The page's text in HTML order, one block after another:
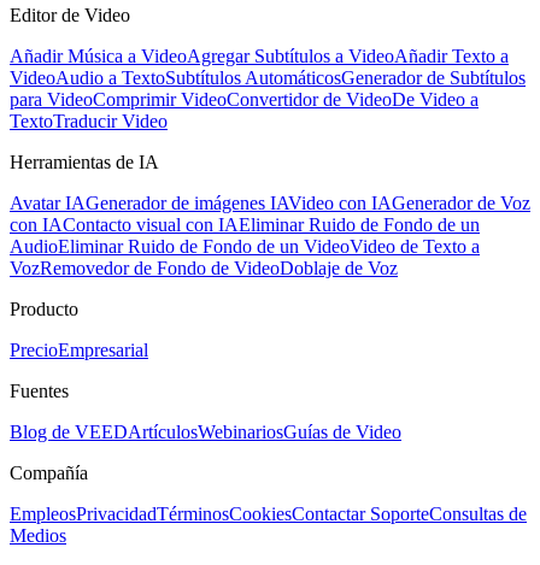
Editor de Video
Añadir Música a VideoAgregar Subtítulos a VideoAñadir Texto a
VideoAudio a TextoSubtítulos AutomáticosGenerador de Subtítulos
para VideoComprimir VideoConvertidor de VideoDe Video a
TextoTraducir Video
Herramientas de IA
Avatar IAGenerador de imágenes IAVideo con IAGenerador de Voz
con IAContacto visual con IAEliminar Ruido de Fondo de un
AudioEliminar Ruido de Fondo de un VideoVideo de Texto a
VozRemovedor de Fondo de VideoDoblaje de Voz
Producto
PrecioEmpresarial
Fuentes
Blog de VEEDArtículosWebinariosGuías de Video
Compañía
EmpleosPrivacidadTérminosCookiesContactar SoporteConsultas de
Medios